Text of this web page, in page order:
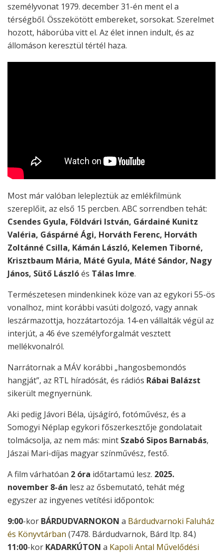
személyvonat 1979. december 31-én ment el a
térségből. Összekötött embereket, sorsokat. Szerelmet
hozott, háborúba vitt el. Az élet innen indult, és az
állomáson keresztül tértél haza.
Most már valóban lelepleztük az emlékfilmünk
szereplőit, az első 15 percben. ABC sorrendben tehát:
Csendes Gyula, Földvári István, Gárdainé Kunitz
Valéria, Gáspárné Ági, Horváth Ferenc, Horváth
Zoltánné Csilla, Kámán László, Kelemen Tiborné,
Krisztbaum Mária, Máté Gyula, Máté Sándor, Nagy
János, Sütő Lászlóés Tálas Imre.
Természetesen mindenkinek köze van az egykori 55-ös
vonalhoz, mint korábbi vasúti dolgozó, vagy annak
leszármazottja, hozzátartozója. 14-en vállalták végül az
interjút, a 46 éve személyforgalmát vesztett
mellékvonalról.
Narrátornak a MÁV korábbi „hangosbemondós
hangját”, az RTL híradósát, és rádiós Rábai Balázst
sikerült megnyernünk.
Aki pedig Jávori Béla, újságíró, fotóművész, és a
Somogyi Néplap egykori főszerkesztője gondolatait
tolmácsolja, az nem más: mint Szabó Sipos Barnabás,
Jászai Mari-díjas magyar színművész, festő.
A film várhatóan 2 óra időtartamú lesz. 2025.
november 8-án lesz az ősbemutató, tehát még
egyszer az ingyenes vetítési időpontok:
9:00-kor BÁRDUDVARNOKON a Bárdudvarnoki Faluház
és Könyvtárban (7478. Bárdudvarnok, Bárd ltp. 84.)
11:00-kor KADARKÚTON a Kapoli Antal Művelődési